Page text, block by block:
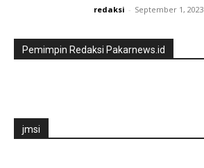
redaksi - September 1, 2023
Pemimpin Redaksi Pakarnews.id
jmsi